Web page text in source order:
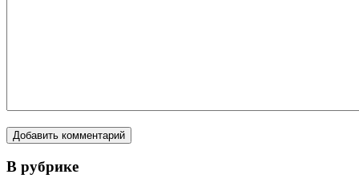
В рубрике